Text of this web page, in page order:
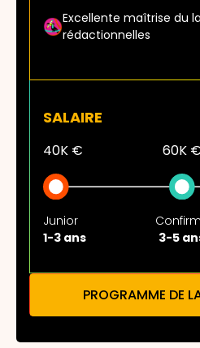
Excellente maîtrise du
rédactionnelles
SALAIRE
40K € 60K €
Junior
1-3 ans
3-5
PROGRAMME DE